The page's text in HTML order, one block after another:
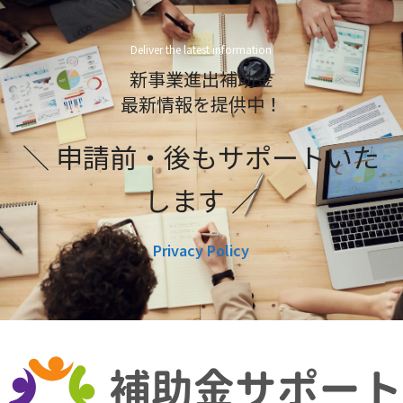
Deliver the latest information
新事業進出補助金
最新情報を提供中！
＼ 申請前・後もサポートいた
します ／
Privacy Policy